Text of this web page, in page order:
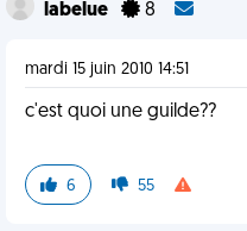
labelue 8
mardi 15 juin 2010 14:51
c'est quoi une guilde??
6 55